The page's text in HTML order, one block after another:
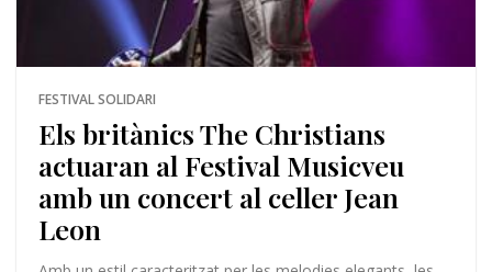
FESTIVAL SOLIDARI
Els britànics The Christians
actuaran al Festival Musicveu
amb un concert al celler Jean
Leon